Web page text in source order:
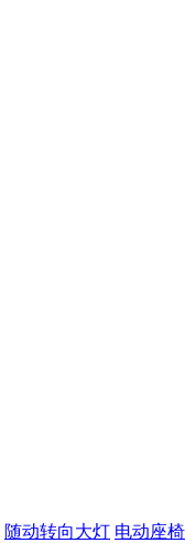
随动转向大灯 电动座椅